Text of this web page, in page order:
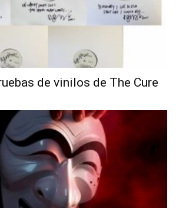
de vinilos de The Cure